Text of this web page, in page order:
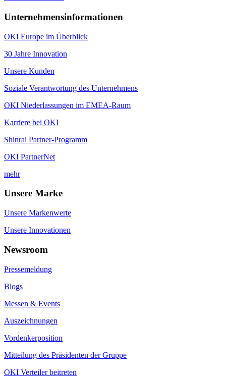
Unternehmensinformationen
OKI Europe im Überblick
30 Jahre Innovation
Unsere Kunden
Soziale Verantwortung des Unternehmens
OKI Niederlassungen im EMEA-Raum
Karriere bei OKI
Shinrai Partner-Programm
OKI PartnerNet
mehr
Unsere Marke
Unsere Markenwerte
Unsere Innovationen
Newsroom
Pressemeldung
Blogs
Messen & Events
Auszeichnungen
Vordenkerposition
Mitteilung des Präsidenten der Gruppe
OKI Verteiler beitreten